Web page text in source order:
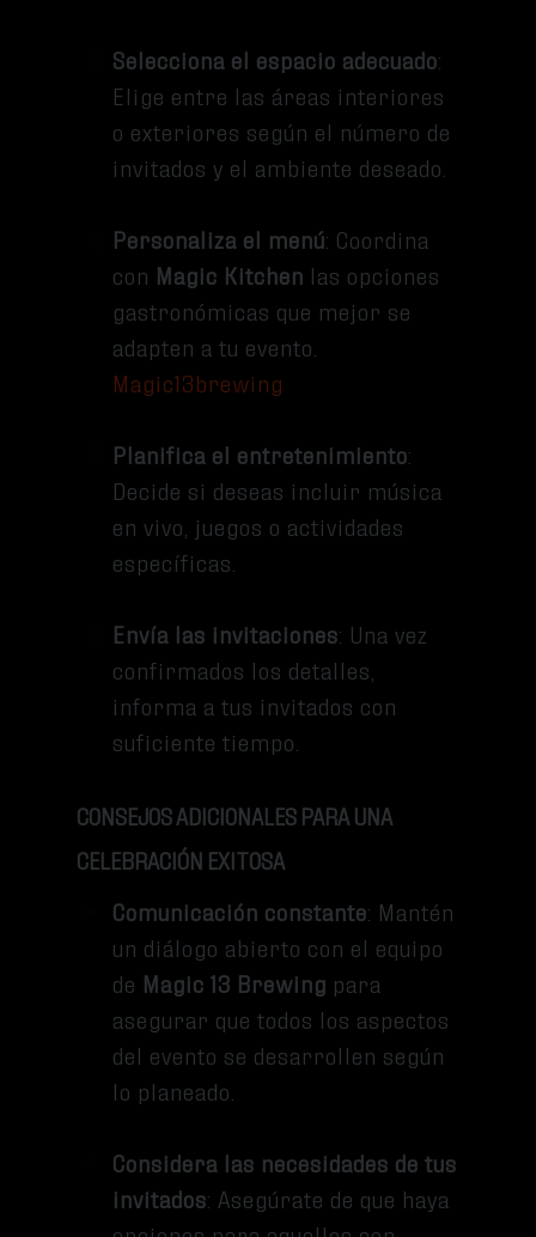
Selecciona el espacio adecuado:
Elige entre las áreas interiores
o exteriores según el número de
invitados y el ambiente deseado.
Personaliza el menú: Coordina
con Magic Kitchen las opciones
gastronómicas que mejor se
adapten a tu evento.
Magic13brewing
Planifica el entretenimiento:
Decide si deseas incluir música
en vivo, juegos o actividades
específicas.
Envía las invitaciones: Una vez
confirmados los detalles,
informa a tus invitados con
suficiente tiempo.
CONSEJOS ADICIONALES PARA UNA
CELEBRACIÓN EXITOSA
Comunicación constante: Mantén
un diálogo abierto con el equipo
de Magic 13 Brewing para
asegurar que todos los aspectos
del evento se desarrollen según
lo planeado.
Considera las necesidades de tus
invitados: Asegúrate de que haya